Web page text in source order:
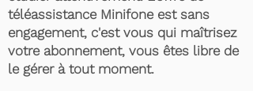
téléassistance Minifone est sans
engagement, c'est vous qui maîtrisez
votre abonnement, vous êtes libre de
le gérer à tout moment.